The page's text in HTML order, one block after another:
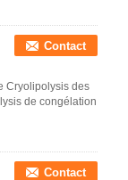
Contact
Cryolipolysis des
de congélation
Contact